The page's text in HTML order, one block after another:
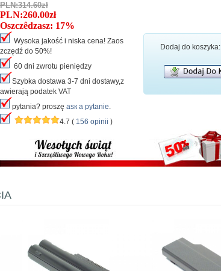
PLN:314.60zł
PLN:260.00zł
Oszczêdzasz: 17%
Wysoka jakość i niska cena! Zaos
zczędź do 50%!
60 dni zwrotu pieniędzy
Szybka dostawa 3-7 dni dostawy,z
awierają podatek VAT
pytania? proszę аsк а pytanie.
4.7 ( 156 opinii )
Dodaj do koszyka: